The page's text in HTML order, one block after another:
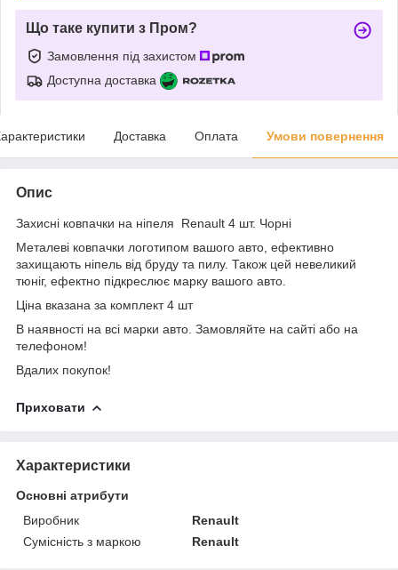
Що таке купити з Пром?
Замовлення під захистом
Доступна доставка
Доставка Оплата Умови повернення
Опис
Захисні ковпачки на ніпеля Renault 4 шт. Чорні
Металеві ковпачки логотипом вашого авто, ефективно
захищають ніпель від бруду та пилу. Також цей невеликий
тюніг, ефектно підкреслює марку вашого авто.
Ціна вказана за комплект 4 шт
В наявності на всі марки авто. Замовляйте на сайті або на
телефоном!
Вдалих покупок!
Приховати
Характеристики
Основні атрибути
Виробник
Renault
Сумісність з маркою
Renault